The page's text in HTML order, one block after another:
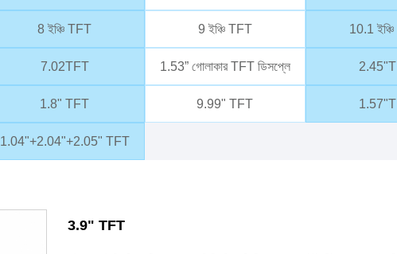
8 ইঞ্চি TFT 9 ইঞ্চি TFT 10.1
7.02TFT 1.53” গোলাকার TFT ডিসপ্লে
1.8" TFT 9.99" TFT
1.04"+2.04"+2.05" TFT
3.9" TFT